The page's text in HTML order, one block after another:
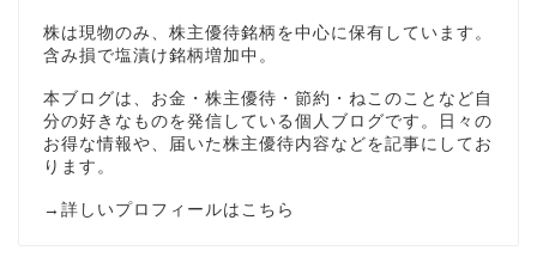
株は現物のみ、株主優待銘柄を中心に保有しています。
含み損で塩漬け銘柄増加中。
本ブログは、お金・株主優待・節約・ねこのことなど自
分の好きなものを発信している個人ブログです。日々の
お得な情報や、届いた株主優待内容などを記事にしてお
ります。
→ 詳しいプロフィールはこちら